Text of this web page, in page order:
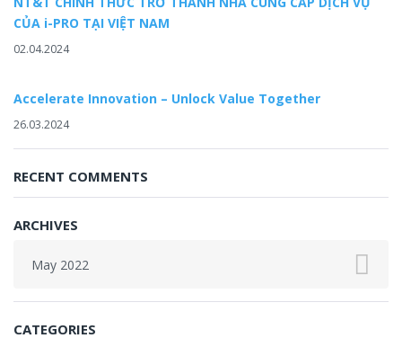
CỦA i-PRO TẠI VIỆT NAM
02.04.2024
Accelerate Innovation – Unlock Value Together
26.03.2024
RECENT COMMENTS
ARCHIVES
CATEGORIES